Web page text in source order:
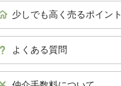
少しでも高く売るポイント
よくある質問